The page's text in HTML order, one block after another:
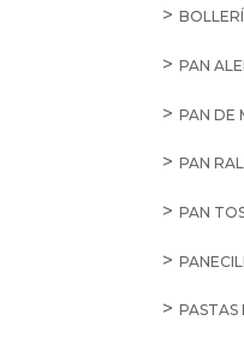
PAN
PAN DE
PAN
PAN
PASTAS